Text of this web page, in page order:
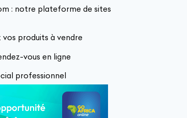
: notre plateforme de sites
vos produits à vendre
vous en ligne
professionnel